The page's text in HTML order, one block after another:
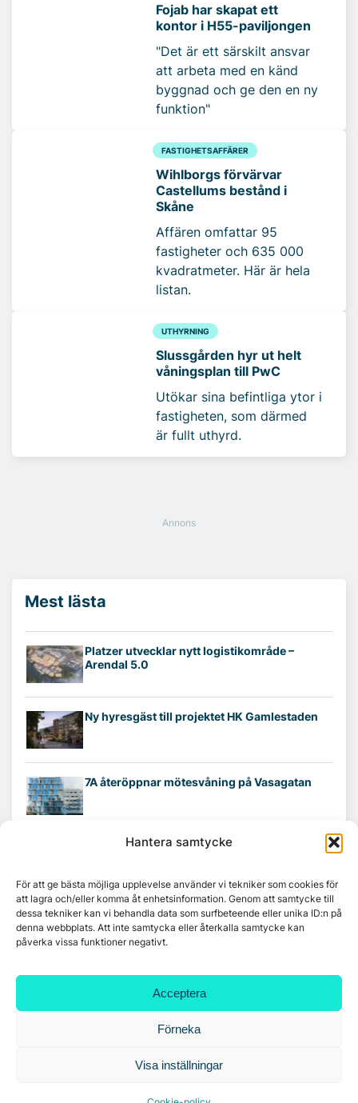
Hantera samtycke
För att ge bästa möjliga upplevelse använder vi tekniker som cookies för
att lagra och/eller komma åt enhetsinformation. Genom att samtycke till
dessa tekniker kan vi behandla data som surfbeteende eller unika ID:n på
denna webbplats. Att inte samtycka eller återkalla samtycke kan
påverka vissa funktioner negativt.
Acceptera
Förneka
Visa inställningar
Fojab har skapat ett
kontor i H55-paviljongen
"Det är ett särskilt ansvar
att arbeta med en känd
byggnad och ge den en ny
funktion"
FASTIGHETSAFFÄRER
Wihlborgs förvärvar
Castellums bestånd i
Skåne
Affären omfattar 95
fastigheter och 635 000
kvadratmeter. Här är hela
listan.
UTHYRNING
Slussgården hyr ut helt
våningsplan till PwC
Utökar sina befintliga ytor i
fastigheten, som därmed
är fullt uthyrd.
Mest lästa
Platzer utvecklar nytt logistikområde –
Arendal 5.0
Ny hyresgäst till projektet HK Gamlestaden
7A återöppnar mötesvåning på Vasagatan
Tandem Health flyttar till Kungsgatan
Croisette rådgivare vid fastighetsaffär